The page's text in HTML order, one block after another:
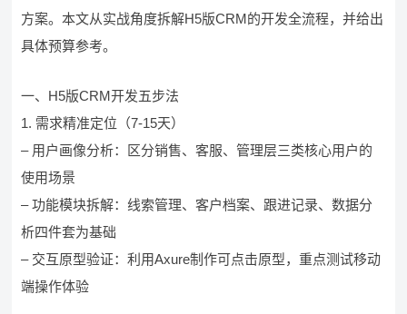
方案。本文从实战角度拆解H5版CRM的开发全流程，并给出
具体预算参考。
一、H5版CRM开发五步法
1. 需求精准定位（7-15天）
– 用户画像分析：区分销售、客服、管理层三类核心用户的
使用场景
– 功能模块拆解：线索管理、客户档案、跟进记录、数据分
析四件套为基础
– 交互原型验证：利用Axure制作可点击原型，重点测试移动
端操作体验